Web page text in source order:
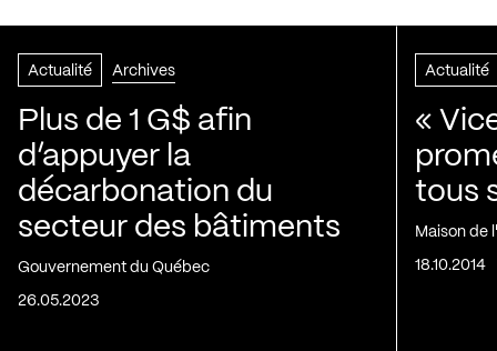
Actualité Archives
Plus de 1 G$ afin
d’appuyer la
décarbonation du
secteur des bâtiments
Gouvernement du Québec
26.05.2023
Actualité
«
tous
Maison de
18.10.2014